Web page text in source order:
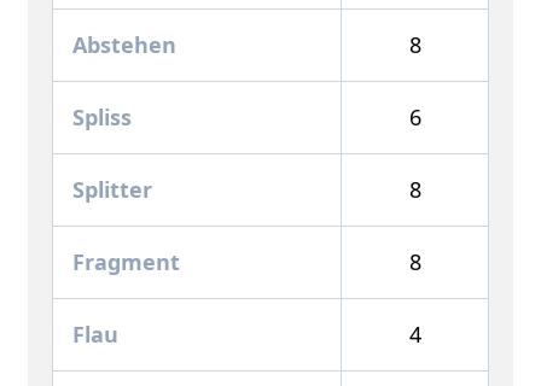
Abstehen 8
Spliss 6
Splitter 8
Fragment 8
Flau 4